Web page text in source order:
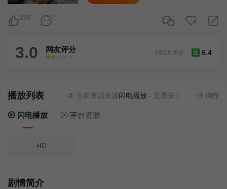
150 0
3.0 网友评分
很差
较差还行推荐力荐
豆 6.4
693次评分
播放列表 当前资源来源闪电播放- 无需安装任何插件 倒序
闪电播放 茅台资源
HD
剧情简介